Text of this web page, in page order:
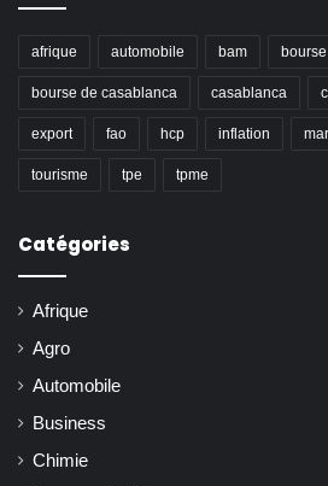
afrique automobile bam
bourse de casablanca casablanca
export fao hcp inflation
tourisme tpe tpme
Catégories
Afrique
Agro
Automobile
Business
Chimie